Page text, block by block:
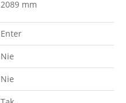
2089 mm
Enter
Nie
Nie